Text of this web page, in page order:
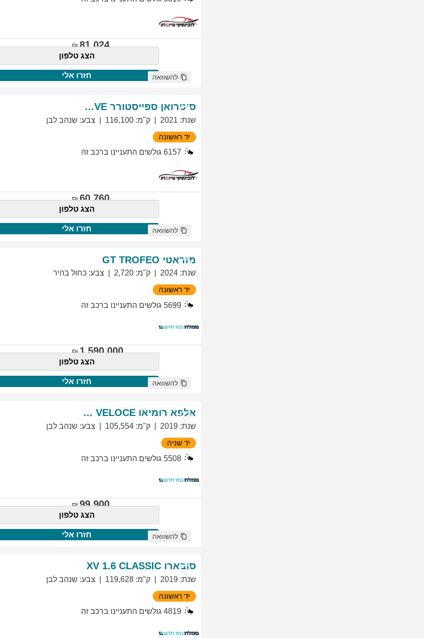
81,024
הצג טלפון
חזרו אלי להשוואה
סיטרואן ספייסטורר EXCLUSIVE
שנת:
2021 ק"מ:
116,100 צבע: שנהב לבן
יד ראשונה
6157 גולשים התעניינו ברכב זה
60,760
הצג טלפון
חזרו אלי להשוואה
מזראטי GT TROFEO
שנת:
2024 ק"מ:
2,720 צבע: כחול בהיר
יד ראשונה
5699 גולשים התעניינו ברכב זה
1,590,000
הצג טלפון
חזרו אלי להשוואה
אלפא רומיאו GIULIETTA VELOCE
שנת:
2019 ק"מ:
105,554 צבע: שנהב לבן
יד שניה
5508 גולשים התעניינו ברכב זה
99,900
הצג טלפון
חזרו אלי להשוואה
סובארו XV 1.6 CLASSIC
שנת:
2019 ק"מ:
119,628 צבע: שנהב לבן
יד ראשונה
4819 גולשים התעניינו ברכב זה